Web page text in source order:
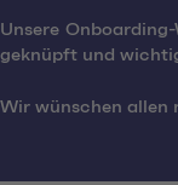
Unsere
geknüpft und
Wir wünschen allen